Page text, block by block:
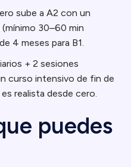
sube a A2 con un
30–60 min
4 meses para B1.
+ 2 sesiones
curso intensivo de fin de
realista desde cero.
puedes